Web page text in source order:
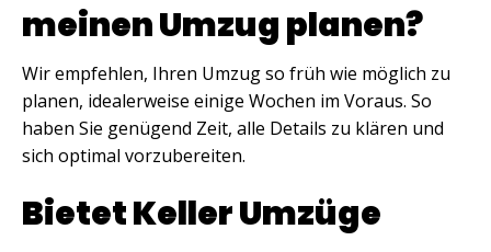
meinen Umzug planen?
Wir empfehlen, Ihren Umzug so früh wie möglich zu
planen, idealerweise einige Wochen im Voraus. So
haben Sie genügend Zeit, alle Details zu klären und
sich optimal vorzubereiten.
Bietet Keller Umzüge